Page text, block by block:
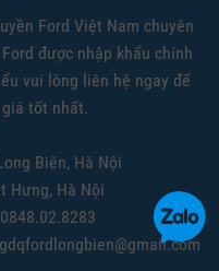
Ford Việt Nam chuyên
được nhập khẩu chính
vui lòng liên hệ ngay để
tốt nhất.
Biên, Hà Nội
Hưng, Hà Nội